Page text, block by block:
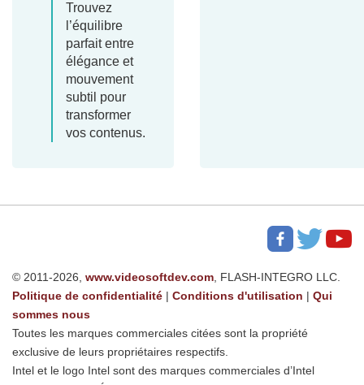
Trouvez
l’équilibre
parfait entre
élégance et
mouvement
subtil pour
transformer
vos contenus.
© 2011-2026, www.videosoftdev.com , FLASH-INTEGRO LLC.
Politique de confidentialité | Conditions d'utilisation | Qui
sommes nous
Toutes les marques commerciales citées sont la propriété
exclusive de leurs propriétaires respectifs.
Intel et le logo Intel sont des marques commerciales d’Intel